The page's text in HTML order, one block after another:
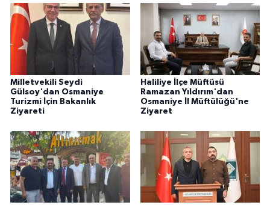
Milletvekili Seydi
Gülsoy'dan Osmaniye
Turizmi İçin Bakanlık
Ziyareti
Haliliye İlçe Müftüsü
Ramazan Yıldırım'dan
Osmaniye İl Müftülüğü'ne
Ziyaret